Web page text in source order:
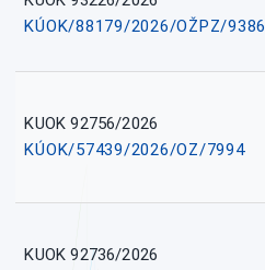
KÚOK/88179/2026/OŽPZ/9386
KUOK 92756/2026
KÚOK/57439/2026/OZ/7994
KUOK 92736/2026